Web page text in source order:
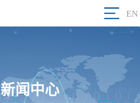
EN
新闻中心